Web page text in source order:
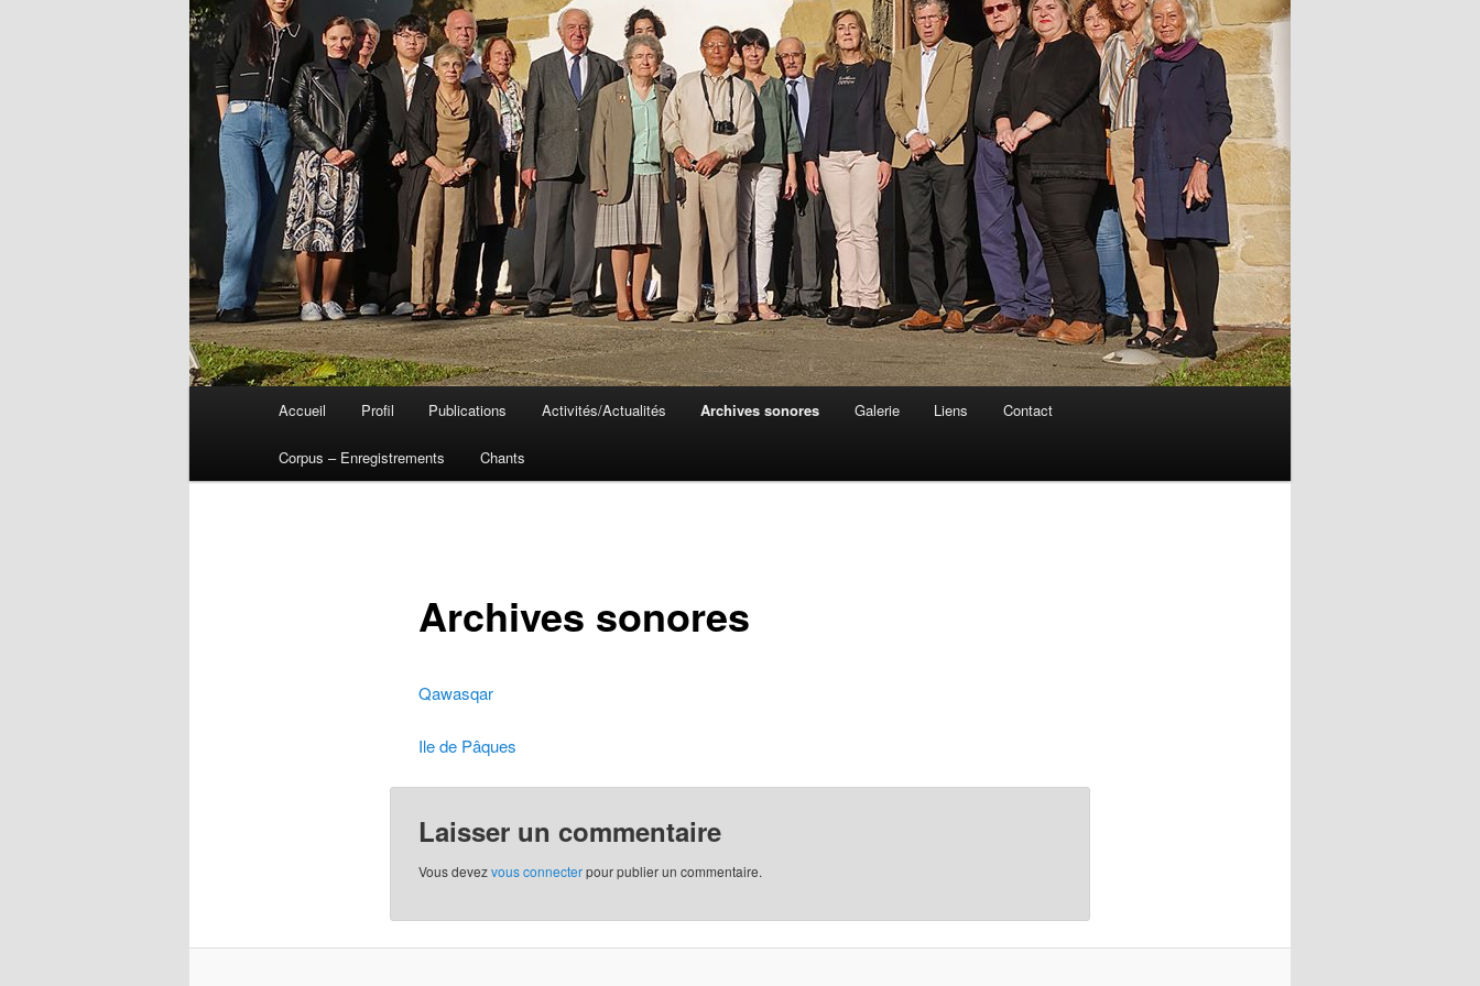
Aller
au
Accueil Profil Publications Activités/Actualités Archives sonores Galerie Liens Contact
Corpus – Enregistrements Chants
Archives sonores
Qawasqar
Ile de Pâques
Laisser un commentaire
Vous devezvous connecterpour publier un commentaire.